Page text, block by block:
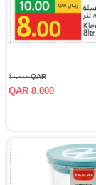
QAR ١٠.٠٠٠
QAR 8.000